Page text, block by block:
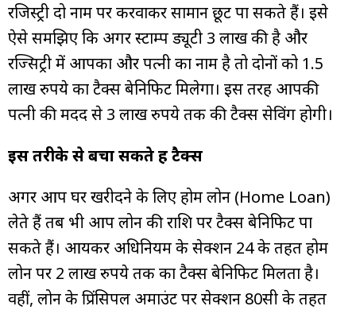
रजिस्ट्री दो नाम पर करवाकर सामान छूट पा सकते हैं। इसे
ऐसे समझिए कि अगर स्टाम्प ड्यूटी 3 लाख की है और
रज्सिट्री में आपका और पत्नी का नाम है तो दोनों को 1.5
लाख रुपये का टैक्स बेनिफिट मिलेगा। इस तरह आपकी
पत्नी की मदद से 3 लाख रुपये तक की टैक्स सेविंग होगी।
इस तरीके से बचा सकते हैं टैक्स
अगर आप घर खरीदने के लिए होम लोन (Home Loan)
लेते हैं तब भी आप लोन की राशि पर टैक्स बेनिफिट पा
सकते हैं। आयकर अधिनियम के सेक्शन 24 के तहत होम
लोन पर 2 लाख रुपये तक का टैक्स बेनिफिट मिलता है।
वहीं, लोन के प्रिंसिपल अमाउंट पर सेक्शन 80सी के तहत